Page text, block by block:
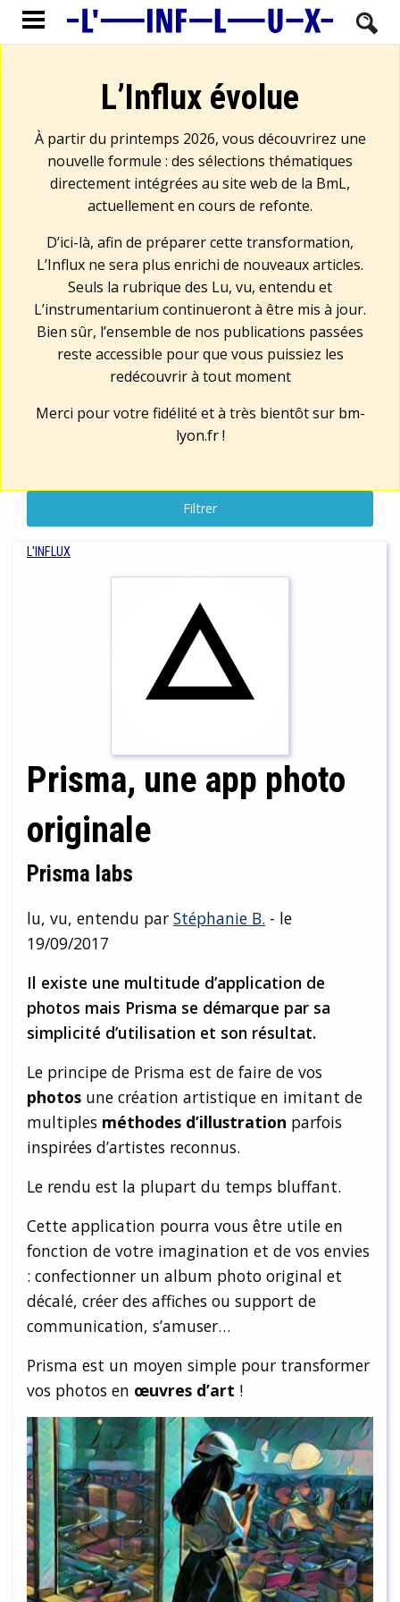
L’Influx évolue
À partir du printemps 2026, vous découvrirez une
nouvelle formule : des sélections thématiques
directement intégrées au site web de la BmL,
actuellement en cours de refonte.
D’ici-là, afin de préparer cette transformation,
L’Influx ne sera plus enrichi de nouveaux articles.
Seuls la rubrique des Lu, vu, entendu et
L’instrumentarium continueront à être mis à jour.
Bien sûr, l’ensemble de nos publications passées
reste accessible pour que vous puissiez les
redécouvrir à tout moment
Merci pour votre fidélité et à très bientôt sur bm-
lyon.fr!
Filtrer
L'INFLUX
Prisma, une app photo
originale
Prisma labs
lu, vu, entendu par Stéphanie B. - le
19/09/2017
Il existe une multitude d’application de
photos mais Prisma se démarque par sa
simplicité d’utilisation et son résultat.
Le principe de Prisma est de faire de vos
photos une création artistique en imitant de
multiples méthodes d’illustration parfois
inspirées d’artistes reconnus.
Le rendu est la plupart du temps bluffant.
Cette application pourra vous être utile en
fonction de votre imagination et de vos envies
: confectionner un album photo original et
décalé, créer des affiches ou support de
communication, s’amuser…
Prisma est un moyen simple pour transformer
vos photos en œuvres d’art !